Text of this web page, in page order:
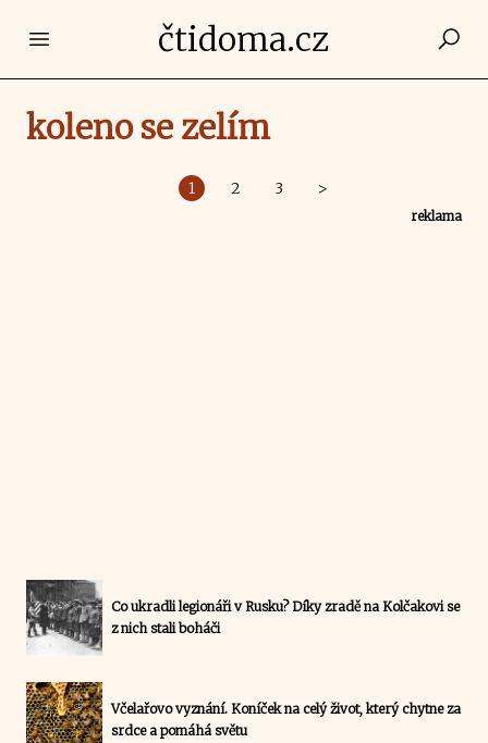
Open main menučtidoma.cz
koleno se zelím
1 2 3 >
reklama
Co ukradli legionáři v Rusku? Díky zradě na Kolčakovi se
z nich stali boháči
Včelařovo vyznání. Koníček na celý život, který chytne za
srdce a pomáhá světu